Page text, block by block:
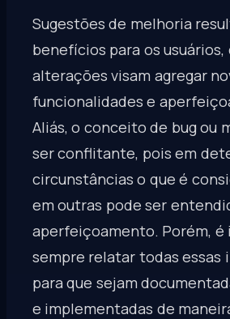
Sugestões de melhoria
benefícios para os
alterações visam agregar
funcionalidades e
Aliás, o conceito de bug ou
ser conflitante, pois em
circunstâncias o que é
em outras pode ser
aperfeiçoamento. Porém,
sempre relatar todas essas
para que sejam
e implementadas de